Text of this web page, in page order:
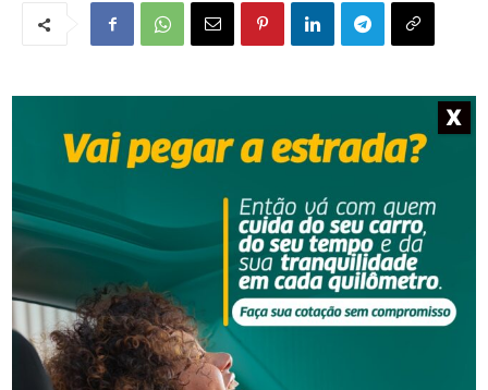
NOTÍCIAS RELACIONADAS
Segurança
X